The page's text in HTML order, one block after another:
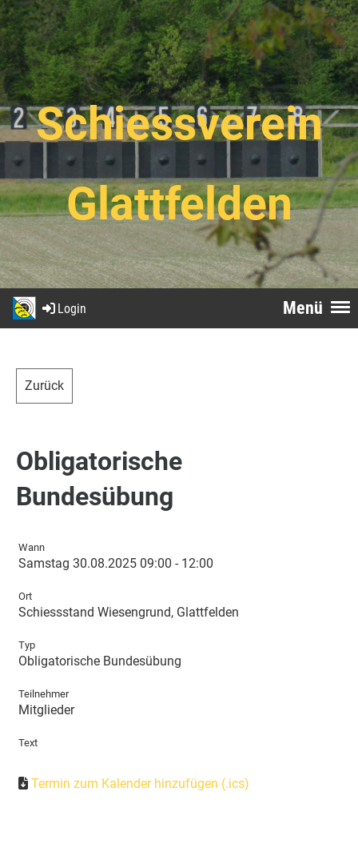
Schiessverein
Glattfelden
Menü
Login
Zurück
Obligatorische
Bundesübung
Wann
Samstag 30.08.2025 09:00 - 12:00
Ort
Schiessstand Wiesengrund, Glattfelden
Typ
Obligatorische Bundesübung
Teilnehmer
Mitglieder
Text
Termin zum Kalender hinzufügen (.ics)